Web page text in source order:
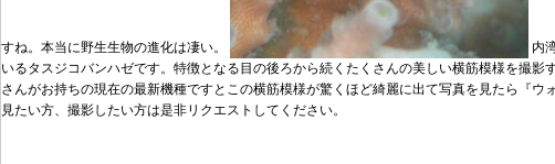
すね。本当に野生生物の進化は凄い。
内
いるタスジコバンハゼです。特徴となる目の後ろから続くたくさんの美しい横筋模様を撮影
さんがお持ちの現在の最新機種ですとこの横筋模様が驚くほど綺麗に出て写真を見たら『ウ
見たい方、撮影したい方は是非リクエストしてください。